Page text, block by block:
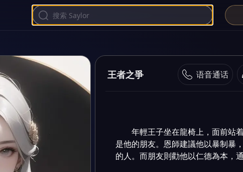
王者之爭 语音通话
年輕王子坐在龍椅上，面前站
是他的朋友。恩師建議他以暴制暴
的人。而朋友則勸他以仁德為本，